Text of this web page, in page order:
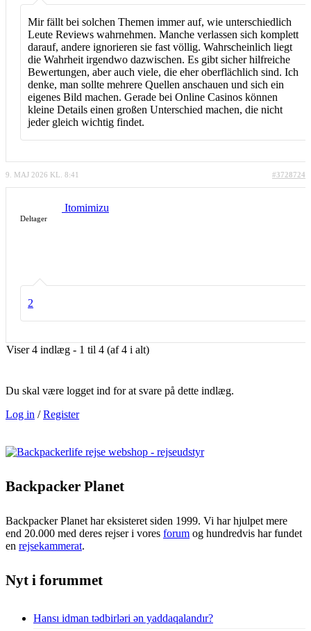
Mir fällt bei solchen Themen immer auf, wie unterschiedlich
Leute Reviews wahrnehmen. Manche verlassen sich komplett
darauf, andere ignorieren sie fast völlig. Wahrscheinlich liegt
die Wahrheit irgendwo dazwischen. Es gibt sicher hilfreiche
Bewertungen, aber auch viele, die eher oberflächlich sind. Ich
denke, man sollte mehrere Quellen anschauen und sich ein
eigenes Bild machen. Gerade bei Online Casinos können
kleine Details einen großen Unterschied machen, die nicht
jeder gleich wichtig findet.
9. MAJ 2026 KL. 8:41 #3728724
Itomimizu
Deltager
2
Viser 4 indlæg - 1 til 4 (af 4 i alt)
Du skal være logget ind for at svare på dette indlæg.
Log in /Register
Backpacker Planet
Backpacker Planet har eksisteret siden 1999. Vi har hjulpet mere
end 20.000 med deres rejser i vores forum og hundredvis har fundet
en rejsekammerat.
Nyt i forummet
Hansı idman tədbirləri ən yaddaqalandır?